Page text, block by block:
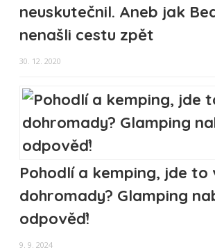
neuskutečnil. Aneb jak
nenašli cestu zpět
30. 12. 2020
Pohodlí a kemping, jde to
dohromady? Glamping
odpověď!
9. 9. 2024